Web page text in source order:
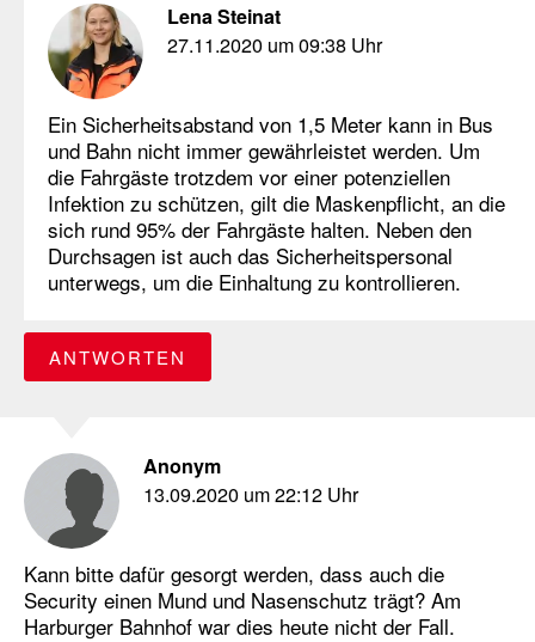
Lena Steinat
27.11.2020 um 09:38 Uhr
Ein Sicherheitsabstand von 1,5 Meter kann in Bus
und Bahn nicht immer gewährleistet werden. Um
die Fahrgäste trotzdem vor einer potenziellen
Infektion zu schützen, gilt die Maskenpflicht, an die
sich rund 95% der Fahrgäste halten. Neben den
Durchsagen ist auch das Sicherheitspersonal
unterwegs, um die Einhaltung zu kontrollieren.
ANTWORTEN
Anonym
13.09.2020 um 22:12 Uhr
Kann bitte dafür gesorgt werden, dass auch die
Security einen Mund und Nasenschutz trägt? Am
Harburger Bahnhof war dies heute nicht der Fall.